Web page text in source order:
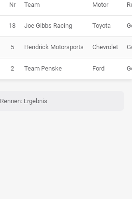
Nr Team Motor
18 Joe Gibbs Racing Toyota
5 Hendrick Motorsports Chevrolet
2 Team Penske Ford
Rennen: Ergebnis